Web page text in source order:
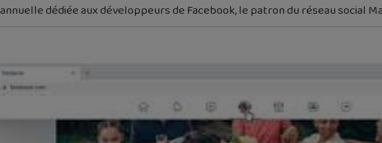
dédiée aux développeurs de Facebook, le patron du réseau social